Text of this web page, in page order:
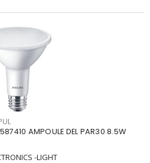
AMPOULE DEL PAR30 8.5W
-LIGHT